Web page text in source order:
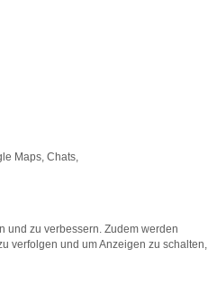
Maps, Chats,
und zu verbessern. Zudem werden
verfolgen und um Anzeigen zu schalten,